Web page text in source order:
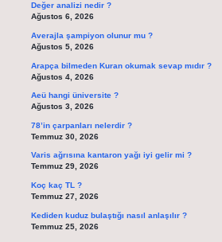
Değer analizi nedir ?
Ağustos 6, 2026
Averajla şampiyon olunur mu ?
Ağustos 5, 2026
Arapça bilmeden Kuran okumak sevap mıdır ?
Ağustos 4, 2026
Aeü hangi üniversite ?
Ağustos 3, 2026
78’in çarpanları nelerdir ?
Temmuz 30, 2026
Varis ağrısına kantaron yağı iyi gelir mi ?
Temmuz 29, 2026
Koç kaç TL ?
Temmuz 27, 2026
Kediden kuduz bulaştığı nasıl anlaşılır ?
Temmuz 25, 2026